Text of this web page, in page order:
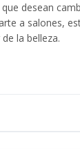
desean
a salones,
la belleza.